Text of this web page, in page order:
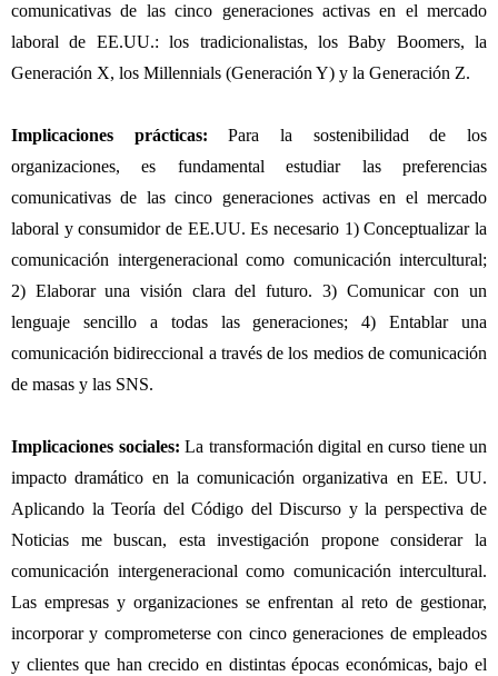
comunicativas de las cinco generaciones activas en el mercado
laboral de EE.UU.: los tradicionalistas, los Baby Boomers, la
Generación X, los Millennials (Generación Y) y la Generación Z.
Implicaciones prácticas:Para la sostenibilidad de los
organizaciones, es fundamental estudiar las preferencias
comunicativas de las cinco generaciones activas en el mercado
laboral y consumidor de EE.UU. Es necesario 1) Conceptualizar la
comunicación intergeneracional como comunicación intercultural;
2) Elaborar una visión clara del futuro. 3) Comunicar con un
lenguaje sencillo a todas las generaciones; 4) Entablar una
comunicación bidireccional a través de los medios de comunicación
de masas y las SNS.
Implicaciones sociales: La transformación digital en curso tiene un
impacto dramático en la comunicación organizativa en EE. UU.
Aplicando la Teoría del Código del Discurso y la perspectiva de
Noticias me buscan, esta investigación propone considerar la
comunicación intergeneracional como comunicación intercultural.
Las empresas y organizaciones se enfrentan al reto de gestionar,
incorporar y comprometerse con cinco generaciones de empleados
y clientes que han crecido en distintas épocas económicas, bajo el